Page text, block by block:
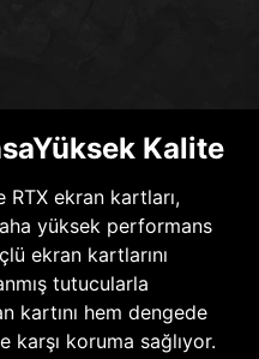
Kalite
RTX ekran kartları,
yüksek performans
ekran kartlarını
tutucularla
kartını hem dengede
karşı koruma sağlıyor.